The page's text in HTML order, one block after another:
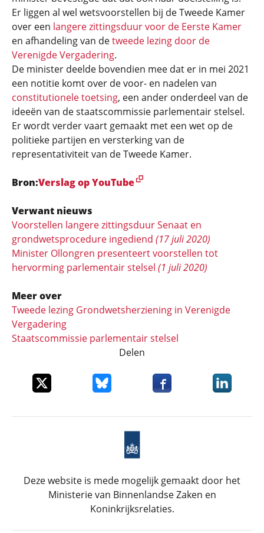
Er liggen al wel wetsvoorstellen bij de Tweede Kamer
over een langere zittingsduur voor de Eerste Kamer
en afhandeling van detweede lezing door de
Verenigde Vergadering.
De minister deelde bovendien mee dat er in mei 2021
een notitie komt over de voor- en nadelen van
constitutionele toetsing, een ander onderdeel van de
ideeën van de staatscommissie parlementair stelsel.
Er wordt verder vaart gemaakt met een wet op de
politieke partijen en versterking van de
representativiteit van de Tweede Kamer.
Bron:Verslag op YouTube
Verwant nieuws
Voorstellen langere zittingsduur Senaat en
grondwetsprocedure ingediend (17 juli 2020)
Minister Ollongren presenteert voorstellen tot
hervorming parlementair stelsel (1 juli 2020)
Meer over
Tweede lezing Grondwetsherziening in Verenigde
Vergadering
Staatscommissie parlementair stelsel
Delen
Deel dit item op XDeel dit item op Bluesky
Deel dit item opDeel dit
Deze website is mede mogelijk gemaakt door het
Ministerie van Binnenlandse Zaken en
Koninkrijksrelaties.